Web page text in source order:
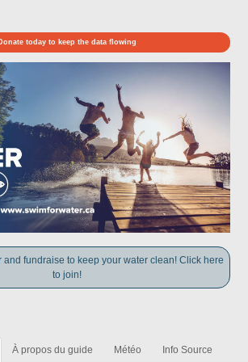
Donate today to keep the data flowing
and fundraise to keep your water clean! Click here
to join!
À propos du guide Météo Info Source